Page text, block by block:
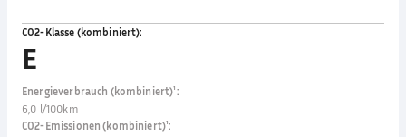
CO2-Klasse (kombiniert):
E
Energieverbrauch (kombiniert)¹:
6,0 l/100km
CO2-Emissionen (kombiniert)¹: